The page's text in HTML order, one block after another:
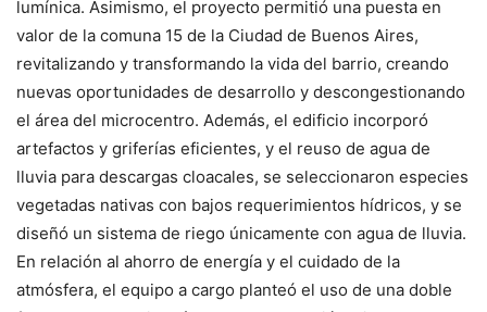
lumínica. Asimismo, el proyecto permitió una puesta en
valor de la comuna 15 de la Ciudad de Buenos Aires,
revitalizando y transformando la vida del barrio, creando
nuevas oportunidades de desarrollo y descongestionando
el área del microcentro. Además, el edificio incorporó
artefactos y griferías eficientes, y el reuso de agua de
lluvia para descargas cloacales, se seleccionaron especies
vegetadas nativas con bajos requerimientos hídricos, y se
diseñó un sistema de riego únicamente con agua de lluvia.
En relación al ahorro de energía y el cuidado de la
atmósfera, el equipo a cargo planteó el uso de una doble